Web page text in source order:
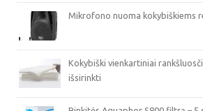
Mikrofono nuoma kokybiškiems
Kokybiški vienkartiniai
išsirinkti